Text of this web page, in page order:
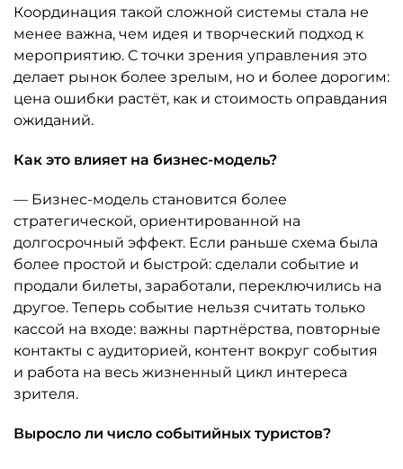
Координация такой сложной системы стала не
менее важна, чем идея и творческий подход к
мероприятию. С точки зрения управления это
делает рынок более зрелым, но и более дорогим:
цена ошибки растёт, как и стоимость оправдания
ожиданий.
Как это влияет на бизнес-модель?
— Бизнес-модель становится более
стратегической, ориентированной на
долгосрочный эффект. Если раньше схема была
более простой и быстрой: сделали событие и
продали билеты, заработали, переключились на
другое. Теперь событие нельзя считать только
кассой на входе: важны партнёрства, повторные
контакты с аудиторией, контент вокруг события
и работа на весь жизненный цикл интереса
зрителя.
Выросло ли число событийных туристов?